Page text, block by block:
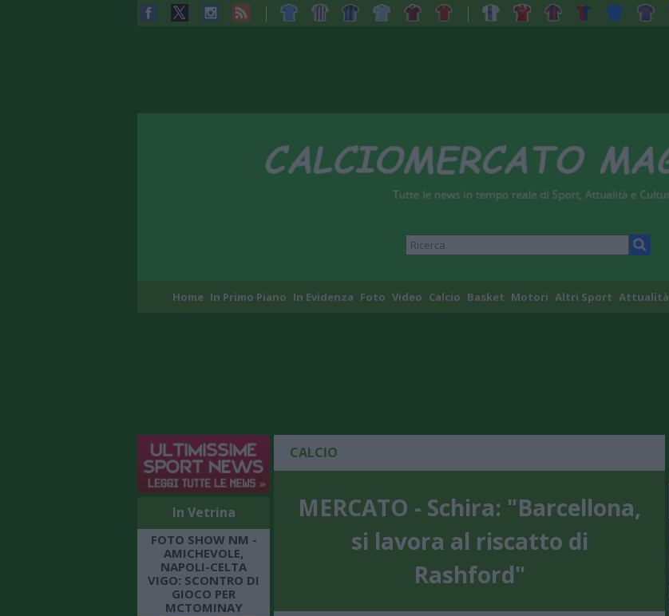
Home In Primo Piano In Evidenza Foto Video Calcio Basket Motori Altri Sport Attualità
In Vetrina
FOTO SHOW NM -
AMICHEVOLE,
NAPOLI-CELTA
VIGO: SCONTRO DI
GIOCO PER
MCTOMINAY
CALCIO
MERCATO - Schira: "Barcellona,
si lavora al riscatto di
Rashford"